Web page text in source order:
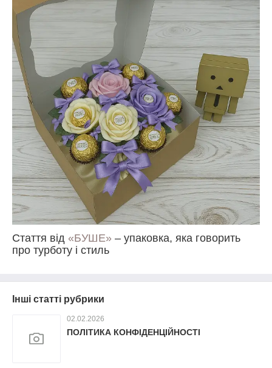
Стаття від «БУШЕ» – упаковка, яка говорить
про турботу і стиль
Інші статті рубрики
02.02.2026
ПОЛІТИКА КОНФІДЕНЦІЙНОСТІ